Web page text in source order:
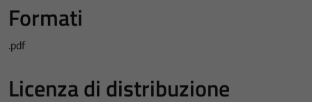
Formati
.pdf
Licenza di distribuzione